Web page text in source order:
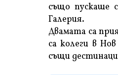
също пускаше
Галерия.
Двамата са
са колеги в
същи